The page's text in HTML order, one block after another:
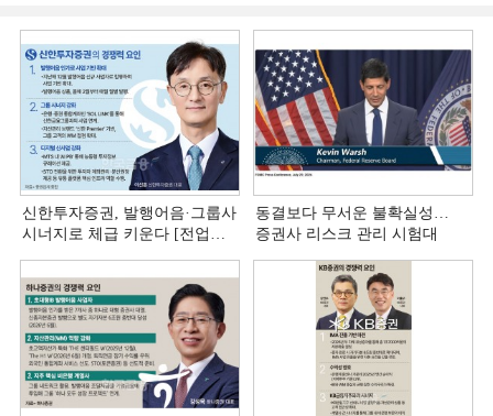
신한투자증권, 발행어음·그룹사
시너지로 체급 키운다 [전업계
동결보다 무서운 불확실성…
증권사 리스크 관리 시험대